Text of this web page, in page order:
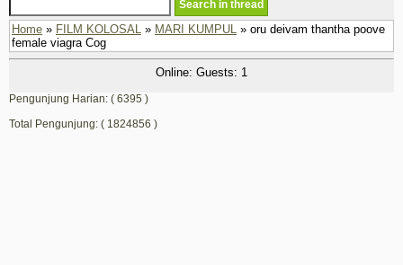
Home » FILM KOLOSAL » MARI KUMPUL » oru deivam thantha poove
female viagra Cog
Online: Guests: 1
Pengunjung Harian: ( 6395 )
Total Pengunjung: ( 1824856 )